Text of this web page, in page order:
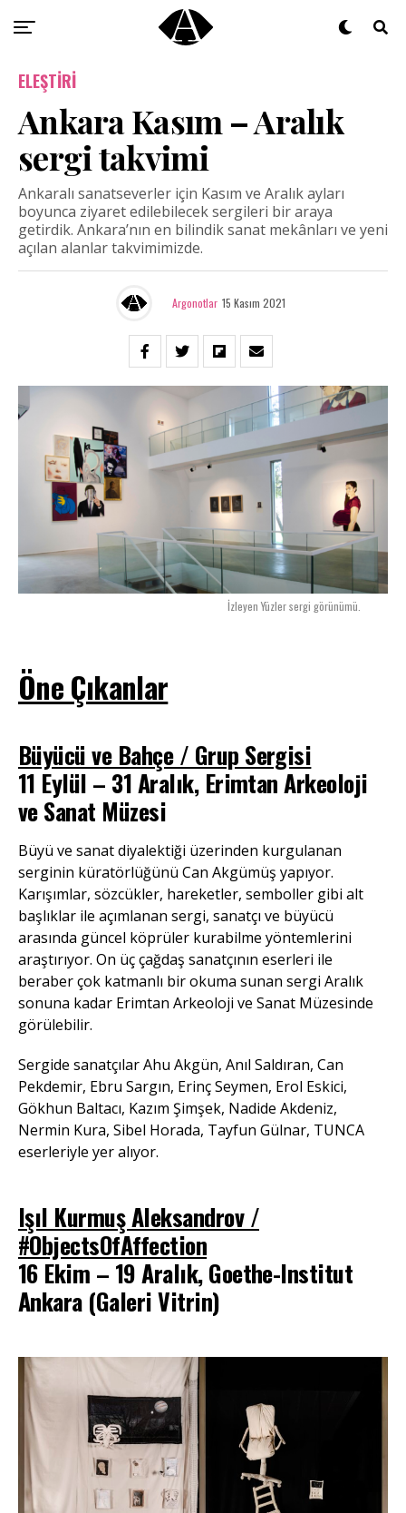
ELEŞTIRI
Ankara Kasım – Aralık
sergi takvimi
Ankaralı sanatseverler için Kasım ve Aralık ayları
boyunca ziyaret edilebilecek sergileri bir araya
getirdik. Ankara’nın en bilindik sanat mekânları ve yeni
açılan alanlar takvimimizde.
Argonotlar 15 Kasım 2021
İzleyen Yüzler sergi görünümü.
Öne Çıkanlar
Büyücü ve Bahçe / Grup Sergisi
11 Eylül – 31 Aralık, Erimtan Arkeoloji
ve Sanat Müzesi
Büyü ve sanat diyalektiği üzerinden kurgulanan
serginin küratörlüğünü Can Akgümüş yapıyor.
Karışımlar, sözcükler, hareketler, semboller gibi alt
başlıklar ile açımlanan sergi, sanatçı ve büyücü
arasında güncel köprüler kurabilme yöntemlerini
araştırıyor. On üç çağdaş sanatçının eserleri ile
beraber çok katmanlı bir okuma sunan sergi Aralık
sonuna kadar Erimtan Arkeoloji ve Sanat Müzesinde
görülebilir.
Sergide sanatçılar Ahu Akgün, Anıl Saldıran, Can
Pekdemir, Ebru Sargın, Erinç Seymen, Erol Eskici,
Gökhun Baltacı, Kazım Şimşek, Nadide Akdeniz,
Nermin Kura, Sibel Horada, Tayfun Gülnar, TUNCA
eserleriyle yer alıyor.
Işıl Kurmuş Aleksandrov /
#ObjectsOfAffection
16 Ekim – 19 Aralık, Goethe-Institut
Ankara (Galeri Vitrin)